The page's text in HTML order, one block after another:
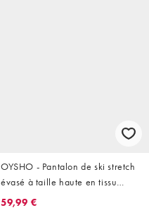
OYSHO - Pantalon de ski stretch
évasé à taille haute en tissu
déperlant - Noir
59,99 €